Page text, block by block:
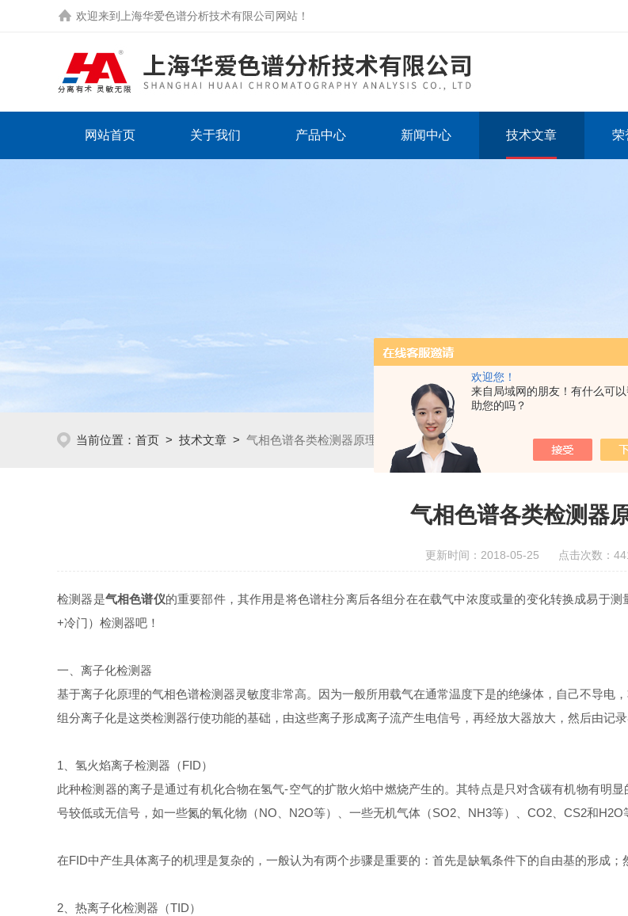
欢迎您！
来自局域网的朋友！有什么可
助您的吗？
欢迎来到 上海华爱色谱分析技术有限公司网站 ！
网站首页 关于我们 产品中心 新闻中心 技术文章 荣
当前位置： 首页 > 技术文章 > 气相色谱各类检测器原理
气相色谱各类检测器
更新时间：2018-05-25 点击次数：
检测器是气相色谱仪的重要部件，其作用是将色谱柱分离后各组分在在载气中浓度或量的变化转换成易于
+冷门）检测器吧！
一、离子化检测器
基于离子化原理的气相色谱检测器灵敏度非常高。因为一般所用载气在通常温度下是的绝缘体，自己不导电
组分离子化是这类检测器行使功能的基础，由这些离子形成离子流产生电信号，再经放大器放大，然后由记
1、氢火焰离子检测器（FID）
此种检测器的离子是通过有机化合物在氢气-空气的扩散火焰中燃烧产生的。其特点是只对含碳有机物有明
号较低或无信号，如一些氮的氧化物（NO、N2O等）、一些无机气体（SO2、NH3等）、CO2、CS2和
在FID中产生具体离子的机理是复杂的，一般认为有两个步骤是重要的：首先是缺氧条件下的自由基的形成
2、热离子化检测器（TID）